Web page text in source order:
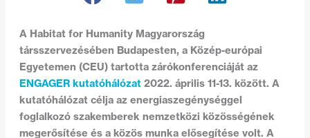
A Habitat for Humanity Magyarország
társszervezésében Budapesten, a Közép-európai
Egyetemen (CEU) tartotta zárókonferenciáját az
ENGAGER kutatóhálózat2022. április 11-13. között. A
kutatóhálózat célja az energiaszegénységgel
foglalkozó szakemberek nemzetközi közösségének
megerősítése és a közös munka elősegítése volt. A